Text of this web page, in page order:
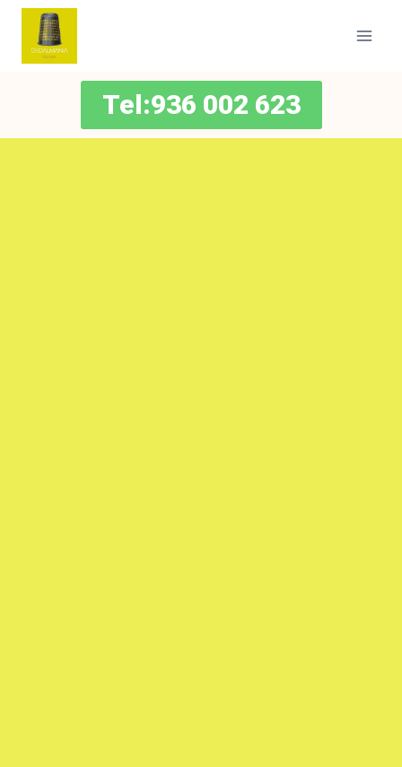
Tel:936 002 623